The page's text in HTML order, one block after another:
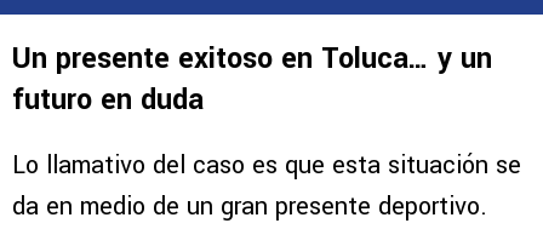
Un presente exitoso en Toluca… y un
futuro en duda
Lo llamativo del caso es que esta situación se
da en medio de un gran presente deportivo.